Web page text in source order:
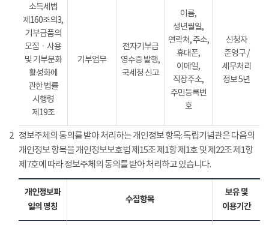
소득세법
제160조의3,
기부금품의
모집ㆍ사용
및 기부문화
활성화에
관한 법률
시행령
제19조
기부업무
전자기부금
영수증 발행,
국세청 신고
이름,
생년월일,
연락처, 주소,
휴대폰,
이메일,
직장주소,
주민등록번
호
신청자
준영구 /
세무처리
정보 5년
2 정보주체의 동의를 받아 처리하는 개인정보 항목: 독립기념관은 다음의
개인정보 항목을 개인정보보호법 제15조 제1항 제1호 및 제22조 제1항
제7호에 따라 정보주체의 동의를 받아 처리하고 있습니다.
개인정보파
일의 명칭
수집항목
보유 및
이용기간